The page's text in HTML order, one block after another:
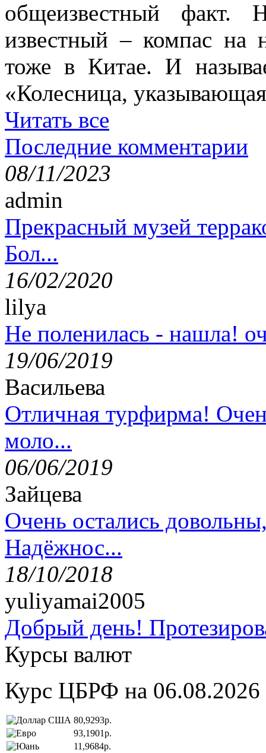
общеизвестный факт.
известный – компас на
тоже в Китае. И
«Колесница,
Читать все
Последние комментарии
08/11/2023
admin
Прекрасный музей
Бол...
16/02/2020
lilya
Не поленилась - нашла!
19/06/2019
Васильева
Отличная турфирма!
моло...
06/06/2019
Зайцева
Очень остались
Надёжнос...
18/10/2018
yuliyamai2005
Добрый день!
Курсы валют
Курс ЦБРФ на 06.08.2026
80,9293р.
93,1901р.
11,9684р.